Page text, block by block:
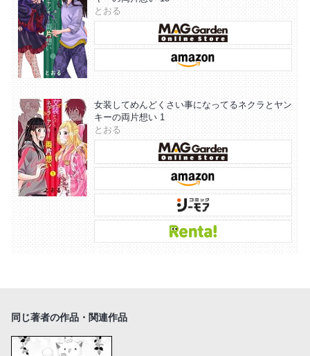
とおる
女装してめんどくさい事になってるネクラとヤン
キーの両片想い 1
とおる
同じ著者の作品・関連作品